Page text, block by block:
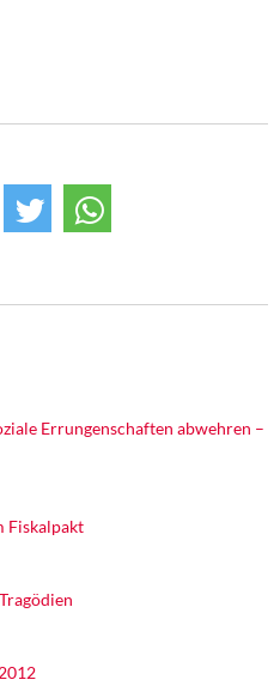
Daseinsvorsorge
Errungenschaften abwehren –
Fiskalpakt